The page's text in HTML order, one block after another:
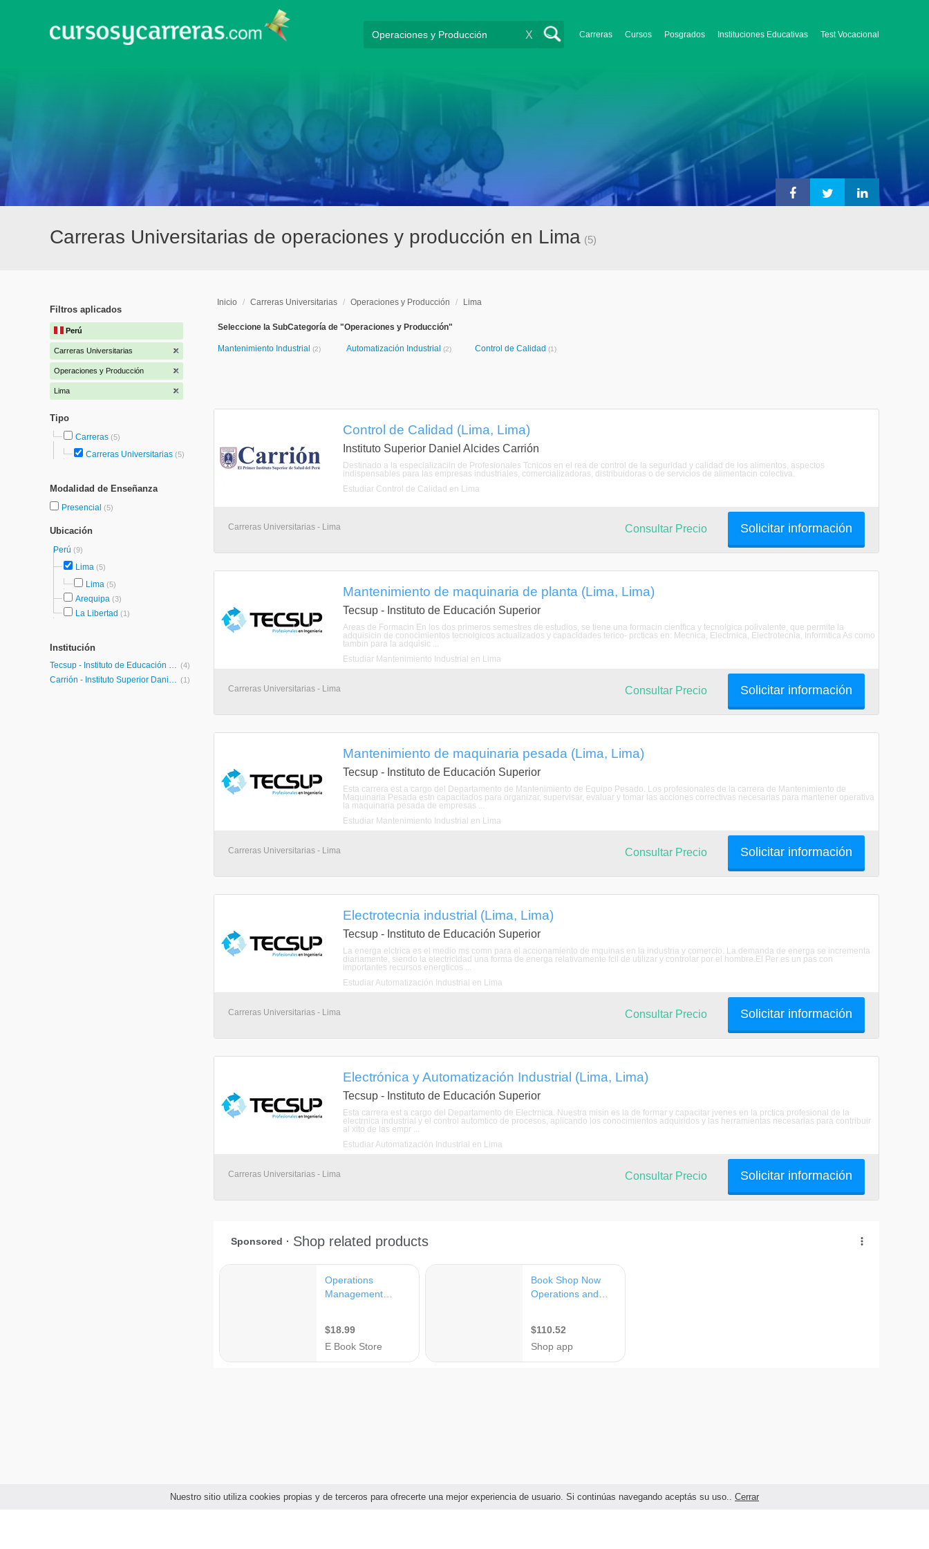
Nuestro sitio utiliza cookies propias y de terceros para ofrecerte una mejor experiencia de usuario. Si continúas navegando aceptás su uso.. Cerrar
Carreras Cursos Posgrados Instituciones Educativas Test Vocacional
X
Carreras Universitarias de operaciones y producción en Lima (5)
Filtros aplicados
Perú
Carreras Universitarias
Operaciones y Producción
Lima
Tipo
Carreras (5)
Carreras Universitarias (5)
Modalidad de Enseñanza
Presencial (5)
Ubicación
Perú (9)
Lima (5)
Lima (5)
Arequipa (3)
La Libertad (1)
Institución
Tecsup - Instituto de Educación Superior (4)
Carrión - Instituto Superior Daniel Alcides Carrión (1)
Inicio / Carreras Universitarias / Operaciones y Producción / Lima
Seleccione la SubCategoría de "Operaciones y Producción"
Mantenimiento Industrial (2) Automatización Industrial (2) Control de Calidad (1)
Control de Calidad (Lima, Lima)
Instituto Superior Daniel Alcides Carrión
Destinado a la especializaciln de Profesionales Tcnicos en el rea de control de la seguridad y calidad de los alimentos, aspectos
indispensables para las empresas industriales, comercializadoras, distribuidoras o de servicios de alimentacin colectiva.
Estudiar Control de Calidad en Lima
Carreras Universitarias - Lima Solicitar información
Consultar Precio
Mantenimiento de maquinaria de planta (Lima, Lima)
Tecsup - Instituto de Educación Superior
Areas de Formacin En los dos primeros semestres de estudios, se tiene una formacin cientfica y tecnolgica polivalente, que permite la
adquisicin de conocimientos tecnolgicos actualizados y capacidades terico- prcticas en: Mecnica, Electrnica, Electrotecnia, Informtica As como
tambin para la adquisic ...
Estudiar Mantenimiento Industrial en Lima
Carreras Universitarias - Lima Solicitar información
Consultar Precio
Mantenimiento de maquinaria pesada (Lima, Lima)
Tecsup - Instituto de Educación Superior
Esta carrera est a cargo del Departamento de Mantenimiento de Equipo Pesado. Los profesionales de la carrera de Mantenimiento de
Maquinaria Pesada estn capacitados para organizar, supervisar, evaluar y tomar las acciones correctivas necesarias para mantener operativa
la maquinaria pesada de empresas ...
Estudiar Mantenimiento Industrial en Lima
Carreras Universitarias - Lima Solicitar información
Consultar Precio
Electrotecnia industrial (Lima, Lima)
Tecsup - Instituto de Educación Superior
La energa elctrica es el medio ms comn para el accionamiento de mquinas en la industria y comercio. La demanda de energa se incrementa
diariamente, siendo la electricidad una forma de energa relativamente fcil de utilizar y controlar por el hombre.El Per es un pas con
importantes recursos energticos ...
Estudiar Automatización Industrial en Lima
Carreras Universitarias - Lima Solicitar información
Consultar Precio
Electrónica y Automatización Industrial (Lima, Lima)
Tecsup - Instituto de Educación Superior
Esta carrera est a cargo del Departamento de Electrnica. Nuestra misin es la de formar y capacitar jvenes en la prctica profesional de la
electrnica industrial y el control automtico de procesos, aplicando los conocimientos adquiridos y las herramientas necesarias para contribuir
al xito de las empr ...
Estudiar Automatización Industrial en Lima
Carreras Universitarias - Lima Solicitar información
Consultar Precio